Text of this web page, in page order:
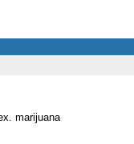
marijuana